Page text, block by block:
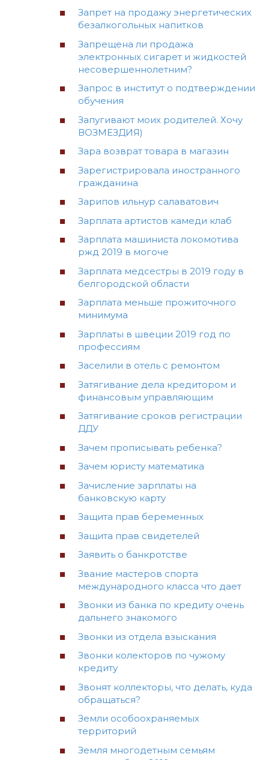
Запрет на продажу энергетических
безалкогольных напитков
Запрещена ли продажа
электронных сигарет и жидкостей
несовершеннолетним?
Запрос в институт о подтверждении
обучения
Запугивают моих родителей. Хочу
ВОЗМЕЗДИЯ)
Зара возврат товара в магазин
Зарегистрировала иностранного
гражданина
Зарипов ильнур салаватович
Зарплата артистов камеди клаб
Зарплата машиниста локомотива
ржд 2019 в могоче
Зарплата медсестры в 2019 году в
белгородской области
Зарплата меньше прожиточного
минимума
Зарплаты в швеции 2019 год по
профессиям
Заселили в отель с ремонтом
Затягивание дела кредитором и
финансовым управляющим
Затягивание сроков регистрации
ДДУ
Зачем прописывать ребенка?
Зачем юристу математика
Зачисление зарплаты на
банковскую карту
Защита прав беременных
Защита прав свидетелей
Заявить о банкротстве
Звание мастеров спорта
международного класса что дает
Звонки из банка по кредиту очень
дальнего знакомого
Звонки из отдела взыскания
Звонки колекторов по чужому
кредиту
Звонят коллекторы, что делать, куда
обращаться?
Земли особоохраняемых
территорий
Земля многодетным семьям